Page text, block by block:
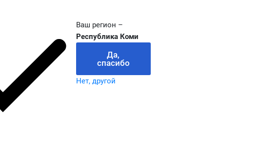
Ваш регион –
Республика Коми
Да,
спасибо
Нет, другой